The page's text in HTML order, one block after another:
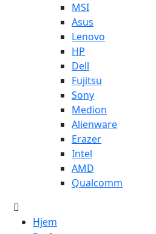
MSI
Asus
Lenovo
HP
Dell
Fujitsu
Sony
Medion
Alienware
Erazer
Intel
AMD
Qualcomm
Hjem